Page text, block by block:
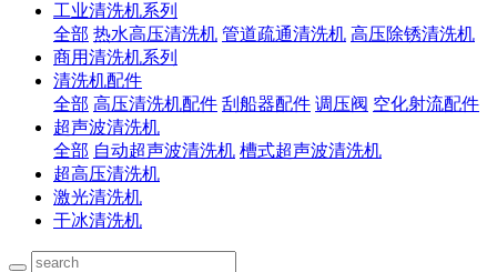
工业清洗机系列
全部 热水高压清洗机 管道疏通清洗机 高压除锈清洗机
商用清洗机系列
清洗机配件
全部 高压清洗机配件 刮船器配件 调压阀 空化射流配件
超声波清洗机
全部 自动超声波清洗机 槽式超声波清洗机
超高压清洗机
激光清洗机
干冰清洗机